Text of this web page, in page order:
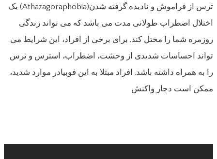
ترس از فراموش و نادیده گرفته شدن(Athazagoraphobia) یک
اختلال اضطراب طولانی مدت می باشد که می تواند زندگی
روزمره شما را مختل کند. برای برخی از افراد، این شرایط می
تواند احساسات شدیدی از وحشت، اضطراب، استرس و ترس
را به همراه داشته باشد. افراد مبتلا به این فوبیادر موارد شدید،
ممکن است دچار واکنش